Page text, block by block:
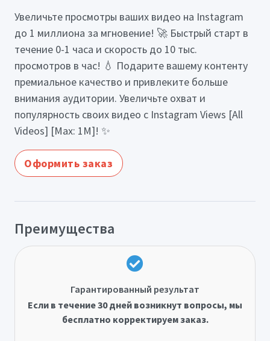
Увеличьте просмотры ваших видео на Instagram
до 1 миллиона за мгновение! 🚀 Быстрый старт в
течение 0-1 часа и скорость до 10 тыс.
просмотров в час! 💧 Подарите вашему контенту
премиальное качество и привлеките больше
внимания аудитории. Увеличьте охват и
популярность своих видео с Instagram Views [All
Videos] [Max: 1M]! ✨
Оформить заказ
Преимущества
Гарантированный результат
Если в течение 30 дней возникнут вопросы, мы
бесплатно корректируем заказ.